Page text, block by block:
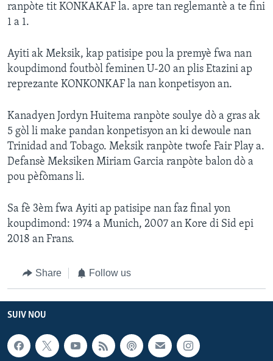
ranpòte tit KONKAKAF la. apre tan reglemantè a te fini
1 a 1.
Ayiti ak Meksik, kap patisipe pou la premyè fwa nan
koupdimond foutbòl feminen U-20 an plis Etazini ap
reprezante KONKONKAF la nan konpetisyon an.
Kanadyen Jordyn Huitema ranpòte soulye dò a gras ak
5 gòl li make pandan konpetisyon an ki dewoule nan
Trinidad and Tobago. Meksik ranpòte twofe Fair Play a.
Defansè Meksiken Miriam Garcia ranpòte balon dò a
pou pèfòmans li.
Sa fè 3èm fwa Ayiti ap patisipe nan faz final yon
koupdimond: 1974 a Munich, 2007 an Kore di Sid epi
2018 an Frans.
Share Follow us
SUIV NOU